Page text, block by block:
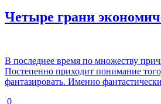
Четыре грани
В последнее время по множеству
Постепенно приходит понимание
фантазировать. Именно
0